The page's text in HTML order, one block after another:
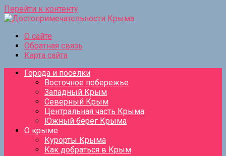
Перейти к контенту
О сайте
Обратная связь
Карта сайта
Города и поселки
Восточное побережье
Западный Крым
Северный Крым
Центральная часть Крыма
Южный берег Крыма
О крыме
Курорты Крыма
Как добраться в Крым